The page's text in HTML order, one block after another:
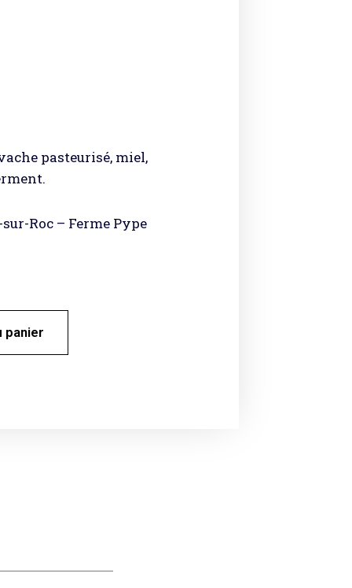
pasteurisé, miel,
Roc – Ferme Pype
panier